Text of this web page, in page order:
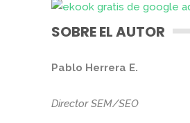
SOBRE EL AUTOR
Pablo Herrera E.
Director SEM/SEO